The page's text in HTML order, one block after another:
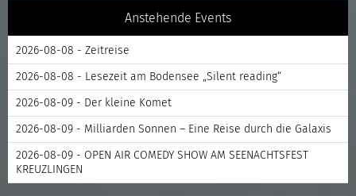
Anstehende Events
2026-08-08 - Zeitreise
2026-08-08 - Lesezeit am Bodensee „Silent reading“
2026-08-09 - Der kleine Komet
2026-08-09 - Milliarden Sonnen – Eine Reise durch die Galaxis
2026-08-09 - OPEN AIR COMEDY SHOW AM SEENACHTSFEST
KREUZLINGEN